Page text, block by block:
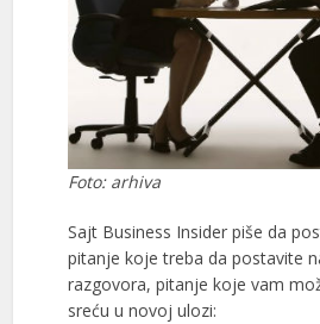
Foto: arhiva
Sajt Business Insider piše da
pitanje koje treba da postavite
razgovora, pitanje koje vam
sreću u novoj ulozi: